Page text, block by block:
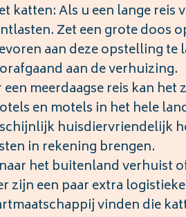
katten: Als u een lange
Zet een grote doos
aan deze opstelling
aan de verhuizing.
meerdaagse reis kan
en motels in het hele
huisdiervriendelijk
in rekening brengen.
het buitenland verhuist
zijn een paar extra
vinden die